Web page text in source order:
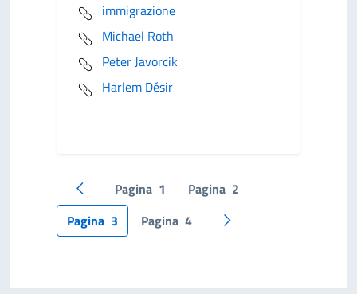
immigrazione
Michael Roth
Peter Javorcik
Harlem Désir
Pagina precedente
Pagina 1 Pagina 2
Pagina 3 Pagina 4 Pagina successiva